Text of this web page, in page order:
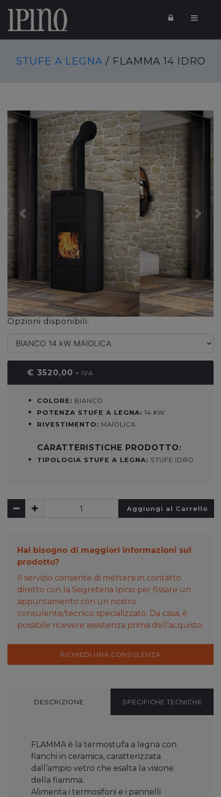
STUFE A LEGNA / FLAMMA 14 IDRO
Previous Next
Opzioni disponibili:
€ 3520,00 + IVA
COLORE: BIANCO
POTENZA STUFE A LEGNA: 14 KW
RIVESTIMENTO: MAIOLICA
CARATTERISTICHE PRODOTTO:
TIPOLOGIA STUFE A LEGNA: STUFE IDRO
Aggiungi al Carrello
Hai bisogno di maggiori informazioni sul
prodotto?
Il servizio consente di mettersi in contatto
diretto con la Segreteria Ipino per fissare un
appuntamento con un nostro
consulente/tecnico specializzato. Da casa, è
possibile ricevere assistenza prima dell’acquisto.
RICHIEDI UNA CONSULENZA
DESCRIZIONE SPECIFICHE TECNICHE
FLAMMA è la termostufa a legna con
fianchi in ceramica, caratterizzata
dall’ampio vetro che esalta la visione
della fiamma.
Alimenta i termosifoni e i pannelli